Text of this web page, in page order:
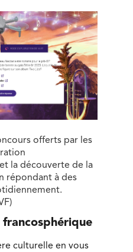
offerts par les
la découverte de la
répondant à des
culturelle en vous